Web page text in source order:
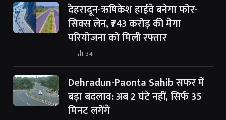
देहरादून-ऋषिकेश हाईवे बनेगा फोर-
सिक्स लेन, ₹743 करोड़ की मेगा
परियोजना को मिली रफ्तार
34
Dehradun-Paonta Sahib सफर में
बड़ा बदलाव: अब 2 घंटे नहीं, सिर्फ 35
मिनट लगेंगे